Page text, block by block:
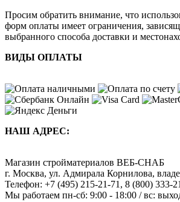
Просим обратить внимание, что
форм оплаты имеет ограничения,
выбранного способа доставки и
ВИДЫ ОПЛАТЫ
НАШ АДРЕС:
Магазин стройматериалов ВЕБ-СНАБ
г. Москва, ул. Адмирала Корнилова,
Телефон: +7 (495) 215-21-71 , 8 (800) 333-
Мы работаем пн-сб: 9:00 - 18:00 / вс: